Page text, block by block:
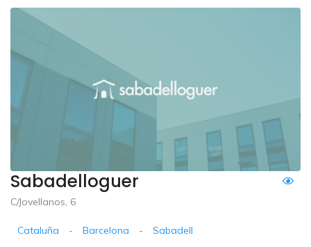
Sabadelloguer
C/Jovellanos, 6
Cataluña - Barcelona - Sabadell